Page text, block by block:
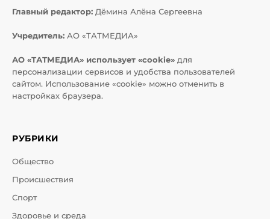
Главный редактор: Дёмина Алёна Сергеевна
Учредитель: АО «ТАТМЕДИА»
АО «ТАТМЕДИА» использует «cookie» для
персонализации сервисов и удобства пользователей
сайтом. Использование «cookie» можно отменить в
настройках браузера.
РУБРИКИ
Общество
Происшествия
Спорт
Здоровье и среда